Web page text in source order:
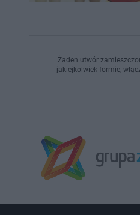
Żaden utwór
jakiejkolwiek formie,